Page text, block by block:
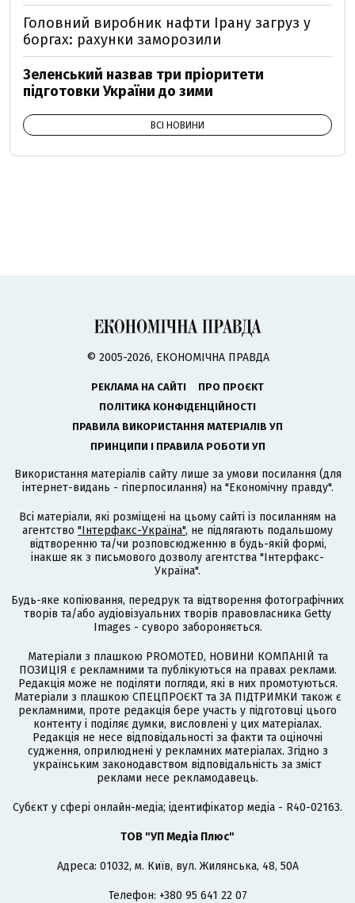
Головний виробник нафти Ірану загруз у
боргах: рахунки заморозили
Зеленський назвав три пріоритети
підготовки України до зими
ВСІ НОВИНИ
© 2005-2026, ЕКОНОМІЧНА ПРАВДА
РЕКЛАМА НА САЙТІ
ПРО ПРОЄКТ
ПОЛІТИКА КОНФІДЕНЦІЙНОСТІ
ПРАВИЛА ВИКОРИСТАННЯ МАТЕРІАЛІВ УП
ПРИНЦИПИ І ПРАВИЛА РОБОТИ УП
Використання матеріалів сайту лише за умови посилання (для
інтернет-видань - гіперпосилання) на "Економічну правду".
Всі матеріали, які розміщені на цьому сайті із посиланням на
агентство "Інтерфакс-Україна", не підлягають подальшому
відтворенню та/чи розповсюдженню в будь-якій формі,
інакше як з письмового дозволу агентства "Інтерфакс-
Україна".
Будь-яке копіювання, передрук та відтворення фотографічних
творів та/або аудіовізуальних творів правовласника Getty
Images - суворо забороняється.
Матеріали з плашкою PROMOTED, НОВИНИ КОМПАНІЙ та
ПОЗИЦІЯ є рекламними та публікуються на правах реклами.
Редакція може не поділяти погляди, які в них промотуються.
Матеріали з плашкою СПЕЦПРОЄКТ та ЗА ПІДТРИМКИ також є
рекламними, проте редакція бере участь у підготовці цього
контенту і поділяє думки, висловлені у цих матеріалах.
Редакція не несе відповідальності за факти та оціночні
судження, оприлюднені у рекламних матеріалах. Згідно з
українським законодавством відповідальність за зміст
реклами несе рекламодавець.
Cубєкт у сфері онлайн-медіа; ідентифікатор медіа - R40-02163.
ТОВ "УП Медіа Плюс"
Адреса: 01032, м. Київ, вул. Жилянська, 48, 50А
Телефон: +380 95 641 22 07